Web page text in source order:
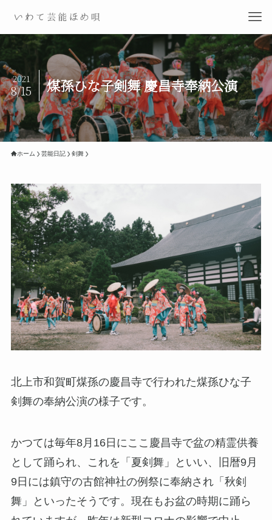
煤孫ひな子剣舞 慶昌寺奉納公演
2021
8/15
ホーム 芸能日記 剣舞
北上市和賀町煤孫の慶昌寺で行われた煤孫ひな子
剣舞の奉納公演の様子です。
かつては毎年8月16日にここ 慶昌寺で盆の精霊供養
として踊られ、これを「夏剣舞」といい、旧暦9月
9日には鎮守の古館神社の例祭に奉納され「秋剣
舞」といったそうです。現在もお盆の時期に踊ら